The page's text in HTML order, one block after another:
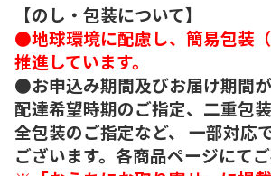
【のし・包装について】
●地球環境に配慮し、簡易包装
推進しています。
●お申込み期間及びお届け期間
配達希望時期のご指定、二重包
全包装のご指定など、 一部対応
ございます。各商品ページにてご